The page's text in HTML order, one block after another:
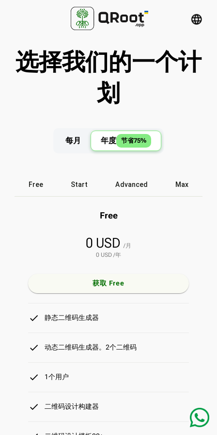
language
选择我们的一个计
划
每月 年度 节省75%
Free Start Advanced Max
Free
0 USD /月
0 USD /年
获取 Free
done 静态二维码生成器
done 动态二维码生成器。2个二维码
done 1个用户
done 二维码设计构建器